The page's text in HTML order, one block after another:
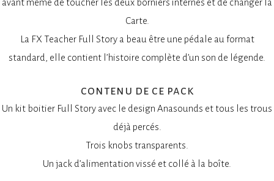
Carte.
La FX Teacher Full Story a beau être une pédale au format
standard, elle contient l’histoire complète d’un son de légende.
contenu de ce pack
Un kit boitier Full Story avec le design Anasounds et tous les trous
déjà percés.
Trois knobs transparents.
Un jack d’alimentation vissé et collé à la boîte.